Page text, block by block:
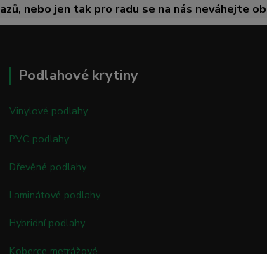
nebo jen tak pro radu se na nás neváhejte
Podlahové krytiny
Vinylové podlahy
PVC podlahy
Dřevěné podlahy
Laminátové podlahy
Hybridní podlahy
Koberce metrážové